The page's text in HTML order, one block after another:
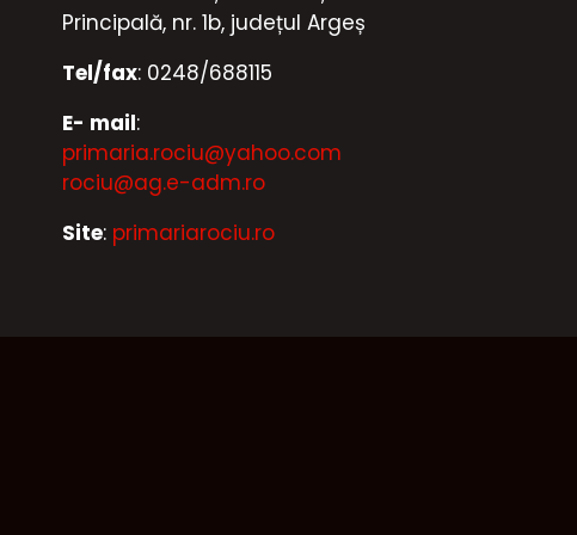
Principală, nr. 1b, județul Argeș
Tel/fax: 0248/688115
E- mail:
primaria.rociu@yahoo.com
rociu@ag.e-adm.ro
Site: primariarociu.ro